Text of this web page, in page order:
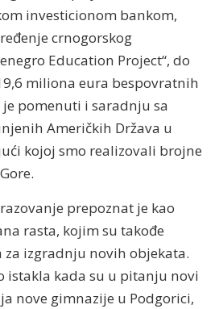
investicionom bankom,
crnogorskog
Education Project“, do
miliona eura bespovratnih
pomenuti i saradnju sa
Američkih Država u
kojoj smo realizovali brojne
prepoznat je kao
rasta, kojim su takođe
za izgradnju novih objekata.
istakla kada su u pitanju novi
nove gimnazije u Podgorici,